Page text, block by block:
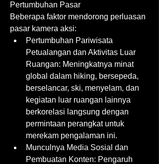
Pertumbuhan Pasar
Beberapa faktor mendorong perluasan
pasar kamera aksi:
Pertumbuhan Pariwisata
Petualangan dan Aktivitas Luar
Ruangan: Meningkatnya minat
global dalam hiking, bersepeda,
berselancar, ski, menyelam, dan
kegiatan luar ruangan lainnya
berkorelasi langsung dengan
permintaan perangkat untuk
merekam pengalaman ini.
Munculnya Media Sosial dan
Pembuatan Konten: Pengaruh